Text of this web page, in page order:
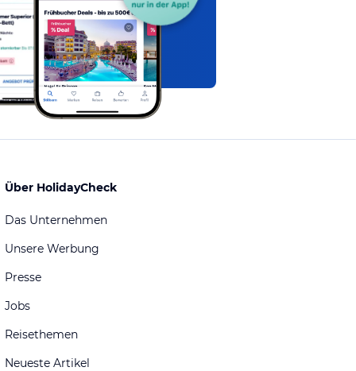
Über HolidayCheck
Das Unternehmen
Unsere Werbung
Presse
Jobs
Reisethemen
Neueste Artikel